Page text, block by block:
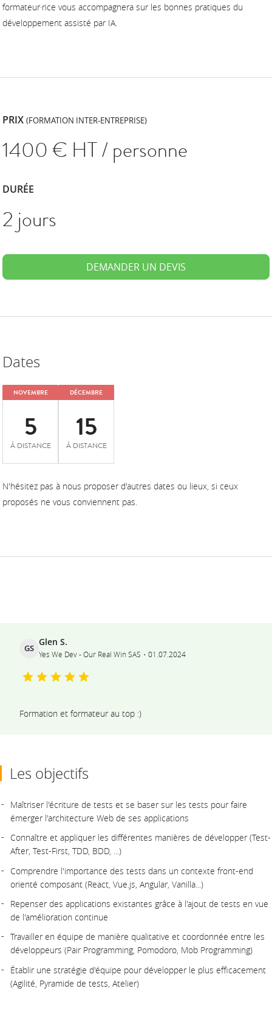
formateur·rice vous accompagnera sur les bonnes pratiques du
développement assisté par IA.
PRIX(FORMATION INTER-ENTREPRISE)
1400€ HT / personne
DURÉE
2 jours
DEMANDER UN DEVIS
Dates
NOVEMBRE
5
À DISTANCE
DÉCEMBRE
15
À DISTANCE
N'hésitez pas à nous proposer d'autres dates ou lieux, si ceux
proposés ne vous conviennent pas.
GS
Glen S.
Yes We Dev - Our Real Win SAS 01.07.2024
Formation et formateur au top :)
Les objectifs
Maîtriser l'écriture de tests et se baser sur les tests pour faire
émerger l'architecture Web de ses applications
Connaître et appliquer les différentes manières de développer (Test-
After, Test-First, TDD, BDD, ...)
Comprendre l'importance des tests dans un contexte front-end
orienté composant (React, Vue.js, Angular, Vanilla...)
Repenser des applications existantes grâce à l'ajout de tests en vue
de l'amélioration continue
Travailler en équipe de manière qualitative et coordonnée entre les
développeurs (Pair Programming, Pomodoro, Mob Programming)
Établir une stratégie d'équipe pour développer le plus efficacement
(Agilité, Pyramide de tests, Atelier)